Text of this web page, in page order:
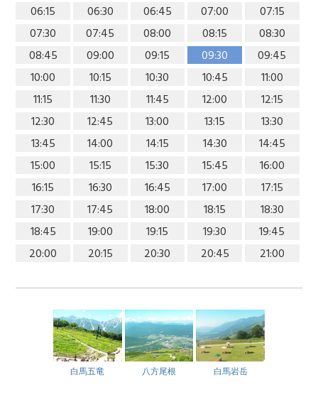
06:15
06:30 06:45 07:00
07:15
07:30
07:45 08:00 08:15
08:30
08:45
09:00 09:15 09:30
09:45
10:00
10:15 10:30 10:45
11:00
11:15
11:30 11:45 12:00
12:15
12:30
12:45 13:00 13:15
13:30
13:45
14:00 14:15 14:30
14:45
15:00
15:15 15:30 15:45
16:00
16:15
16:30 16:45 17:00
17:15
17:30
17:45 18:00 18:15
18:30
18:45
19:00 19:15 19:30
19:45
20:00
20:15 20:30 20:45 21:00
白馬五竜 八方尾根 白馬岩岳